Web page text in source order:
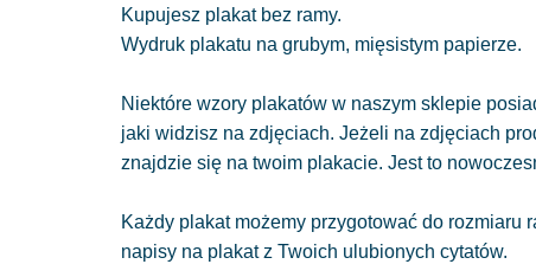
Kupujesz plakat bez ramy.
Wydruk plakatu na grubym, mięsistym papierze.
Niektóre wzory plakatów w naszym sklepie
jaki widzisz na zdjęciach. Jeżeli na zdjęciach
znajdzie się na twoim plakacie. Jest to
Każdy plakat możemy przygotować do rozmiaru
napisy na plakat z Twoich ulubionych cytatów.